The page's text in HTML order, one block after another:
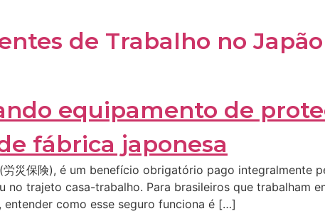
de Trabalho no
災保険), é um benefício obrigatório pago integralmente
trajeto casa-trabalho. Para brasileiros que trabalham
como esse seguro funciona é […]